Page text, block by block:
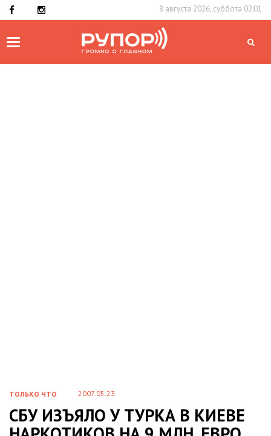
8 августа 2026, суббота 02:01
Toggle
ТОЛЬКО ЧТО 2007.05.23
СБУ ИЗЪЯЛО У ТУРКА В КИЕВЕ